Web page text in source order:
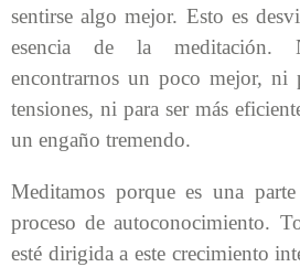
sentirse algo mejor. Esto es
esencia de la meditación.
encontrarnos un poco mejor, ni
tensiones, ni para ser más
un engaño tremendo.
Meditamos porque es una
proceso de autoconocimiento.
esté dirigida a este crecimiento